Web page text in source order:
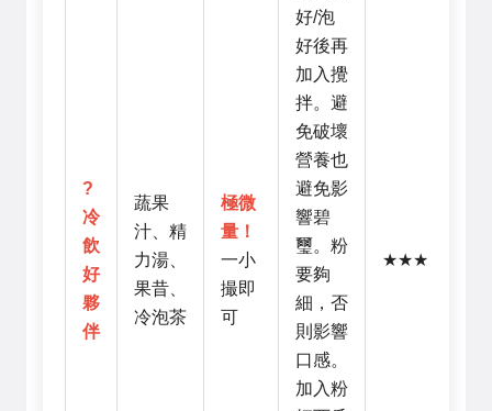
?
冷
飲
好
夥
伴
蔬果
汁、精
力湯、
果昔、
冷泡茶
極微
量！
一小
撮即
可
好/泡
好後再
加入攪
拌。避
免破壞
營養也
避免影
響碧
璽。粉
要夠
細，否
則影響
口感。
加入粉
★★★☆☆